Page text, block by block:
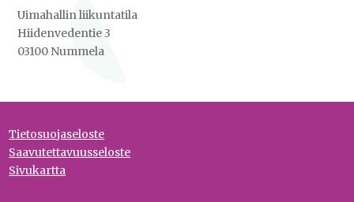
Uimahallin liikuntatila
Hiidenvedentie 3
03100 Nummela
Tietosuojaseloste
Saavutettavuusseloste
Sivukartta